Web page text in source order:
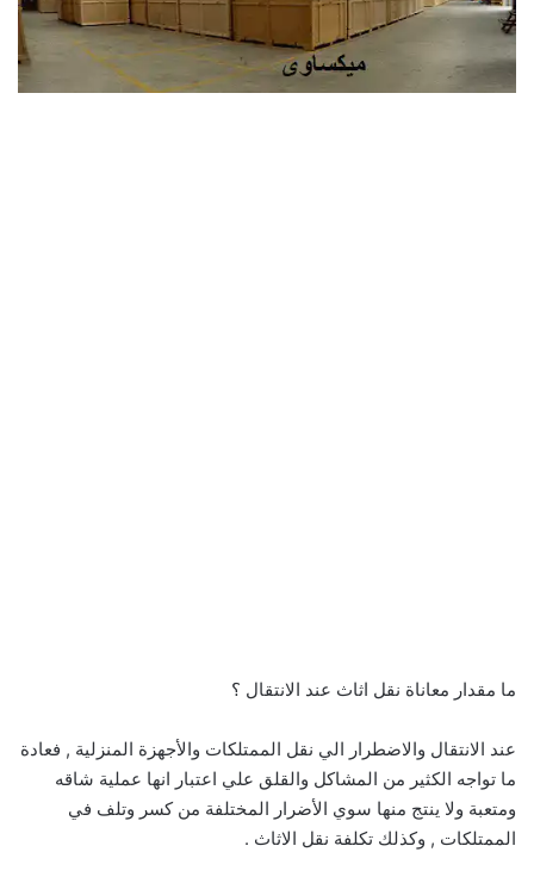
ما مقدار معاناة نقل اثاث عند الانتقال ؟
عند الانتقال والاضطرار الي نقل الممتلكات والأجهزة المنزلية , فعادة
ما تواجه الكثير من المشاكل والقلق علي اعتبار انها عملية شاقه
ومتعبة ولا ينتج منها سوي الأضرار المختلفة من كسر وتلف في
الممتلكات , وكذلك تكلفة نقل الاثاث .